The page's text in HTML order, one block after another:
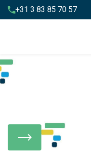
+31 3 83 85 70 57